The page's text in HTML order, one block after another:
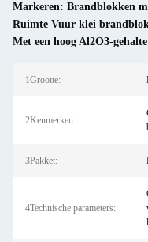
Markeren: Brandblokken
Ruimte Vuur klei
Met een hoog Al2O3-
1Grootte:
2Kenmerken:
3Pakket:
4Technische parameters: